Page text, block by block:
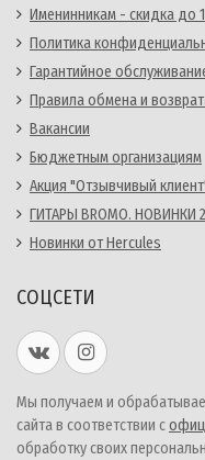
Именинникам - скидка до
Политика
Гарантийное
Правила обмена и
Вакансии
Бюджетным организациям
Акция "Отзывчивый
ГИТАРЫ BROMO. НОВИНКИ
Новинки от Hercules
СОЦСЕТИ
Мы получаем и
сайта в соответствии с
обработку своих